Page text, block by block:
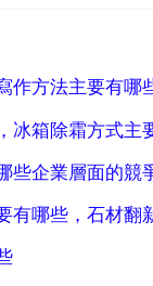
作方法主要有哪
冰箱除霜方式主
些企業層面的競
有哪些，石材翻